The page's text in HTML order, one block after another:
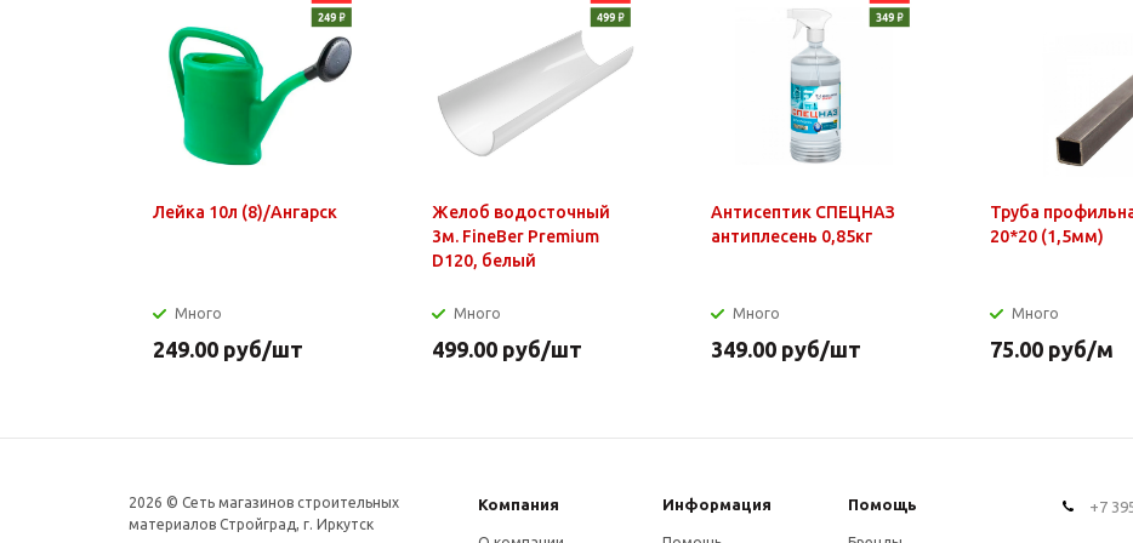
Лейка 10л (8)/Ангарск
Много
249.00 руб/шт
Желоб водосточный
3м. FineBer Premium
D120, белый
Много
499.00 руб/шт
Антисептик СПЕЦНАЗ
антиплесень 0,85кг
Много
349.00 руб/шт
Труба
20*20 (1,5мм)
Много
75.00 руб/м
2026 © Сеть магазинов строительных
материалов Стройград, г. Иркутск
Компания Информация Помощь +7